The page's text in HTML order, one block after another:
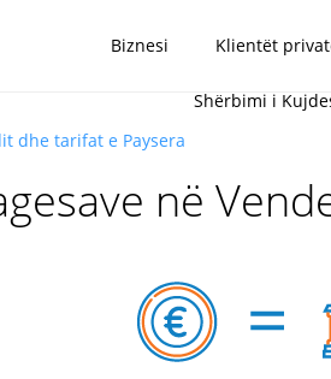
Biznesi Klientët
Shërbimi i
dhe tarifat e Paysera
në